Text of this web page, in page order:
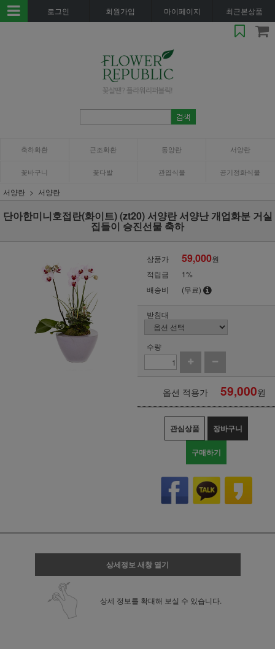
로그인 회원가입 마이페이지 최근본상품
축하화환 근조화환 동양란 서양란
꽃바구니 꽃다발 관엽식물 공기정화식물
서양란 서양란
단아한미니호접란(화이트) (zt20) 서양란 서양난 개업화분 거실
집들이 승진선물 축하
상품가 59,000원
적립금
1%
배송비
(무료)
받침대
수량
옵션 적용가 59,000원
관심상품 장바구니
구매하기
상세정보 새창 열기
상세 정보를 확대해 보실 수 있습니다.